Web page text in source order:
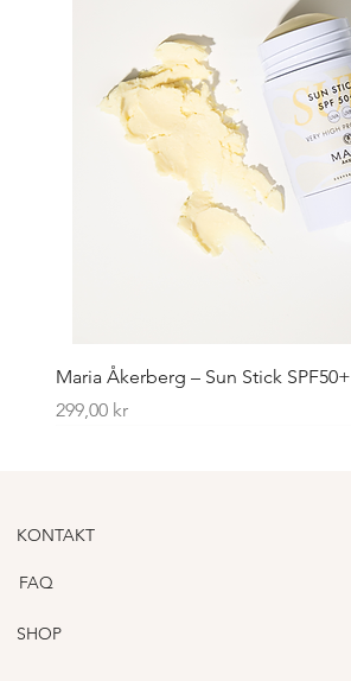
Maria Åkerberg – Sun Stick SPF50+
Pris
299,00 kr
KONTAKT
FAQ
SHOP